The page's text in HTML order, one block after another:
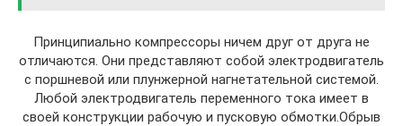
Принципиально компрессоры ничем друг от друга не
отличаются. Они представляют собой электродвигатель
с поршневой или плунжерной нагнетательной системой.
Любой электродвигатель переменного тока имеет в
своей конструкции рабочую и пусковую обмотки.Обрыв